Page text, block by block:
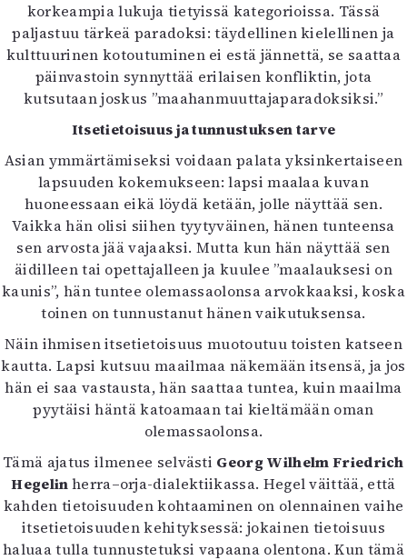
Lehdet
4/2026
2–3/2026
1/2026
6/2025
5/2025 saame
Lehtiarkisto
Info
Tilaus ja irtonumerot
Yhteistyössä
Toimitus
Mediatiedot
Kaltio ry
korkeampia lukuja tietyissä kategorioissa. Tässä
paljastuu tärkeä paradoksi: täydellinen kielellinen ja
kulttuurinen kotoutuminen ei estä jännettä, se saattaa
päinvastoin synnyttää erilaisen konfliktin, jota
kutsutaan joskus ”maahanmuuttajaparadoksiksi.”
Itsetietoisuus ja tunnustuksen tarve
Asian ymmärtämiseksi voidaan palata yksinkertaiseen
lapsuuden kokemukseen: lapsi maalaa kuvan
huoneessaan eikä löydä ketään, jolle näyttää sen.
Vaikka hän olisi siihen tyytyväinen, hänen tunteensa
sen arvosta jää vajaaksi. Mutta kun hän näyttää sen
äidilleen tai opettajalleen ja kuulee ”maalauksesi on
kaunis”, hän tuntee olemassaolonsa arvokkaaksi, koska
toinen on tunnustanut hänen vaikutuksensa.
Näin ihmisen itsetietoisuus muotoutuu toisten katseen
kautta. Lapsi kutsuu maailmaa näkemään itsensä, ja jos
hän ei saa vastausta, hän saattaa tuntea, kuin maailma
pyytäisi häntä katoamaan tai kieltämään oman
olemassaolonsa.
Tämä ajatus ilmenee selvästi Georg Wilhelm Friedrich
Hegelinherra–orja-dialektiikassa. Hegel väittää, että
kahden tietoisuuden kohtaaminen on olennainen vaihe
itsetietoisuuden kehityksessä: jokainen tietoisuus
haluaa tulla tunnustetuksi vapaana olentona. Kun tämä